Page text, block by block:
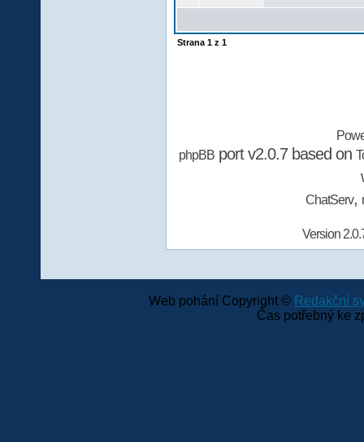
Strana 1z 1
phpBBport v2.0.7 based on
ChatServ,
Version
Web pohání Copyright © Redakční
Čas potřebný ke